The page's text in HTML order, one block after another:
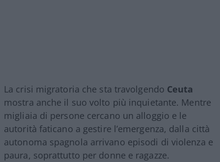
La crisi migratoria che sta travolgendo Ceuta
mostra anche il suo volto più inquietante. Mentre
migliaia di persone cercano un alloggio e le
autorità faticano a gestire l’emergenza, dalla città
autonoma spagnola arrivano episodi di violenza e
paura, soprattutto per donne e ragazze.